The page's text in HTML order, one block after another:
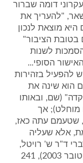
דומה שברור
"להעריך את
מוצאת לנכון
בטובת הציבור"
הסמכות לשנות
הסופי...
להפעיל בזהירות
הוא שינה את
(שם, ובאותו
מוחלט); אך
שטעמם עתה כאז,
אלא שעליה
ד"ר ש' רויטל,
דיני התכנון והבניה, כרך א' (מה' אוקטובר 2003), 241